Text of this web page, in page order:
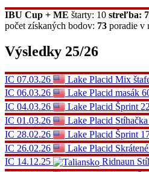
IBU Cup + ME štarty: 10 streľba:
počet získaných bodov: 73 poradie v
Výsledky 25/26
IC 07.03.26 Lake Placid Mix
IC 06.03.26 Lake Placid masák
IC 04.03.26 Lake Placid Šprint
IC 01.03.26 Lake Placid Stíhačka
IC 28.02.26 Lake Placid Šprint
IC 26.02.26 Lake Placid
IC 14.12.25 Ridnaun